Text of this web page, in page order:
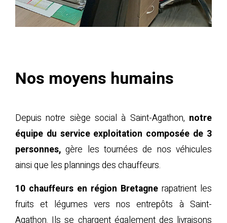
Nos moyens humains
Depuis notre siège social à Saint-Agathon, notre
équipe du service exploitation composée de 3
personnes, gère les tournées de nos véhicules
ainsi que les plannings des chauffeurs.
10 chauffeurs en région Bretagne rapatrient les
fruits et légumes vers nos entrepôts à Saint-
Agathon. Ils se chargent également des livraisons